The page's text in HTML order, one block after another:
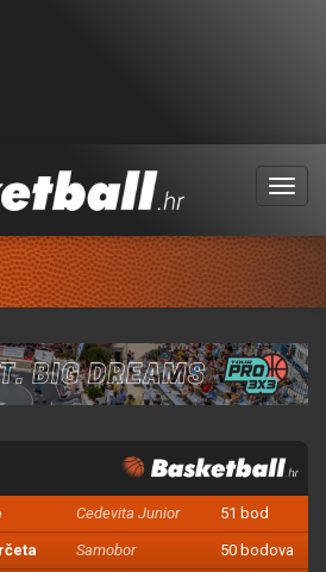
Menu
Cedevita Junior 51 bod
Samobor 50 bodova